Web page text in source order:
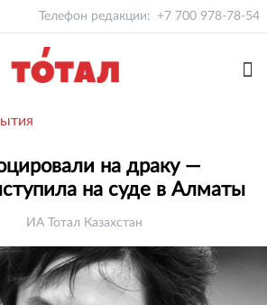
Телефон редакции: +7 700 978-78-54
на драку —
на суде в Алматы
ИА Тотал Казахстан